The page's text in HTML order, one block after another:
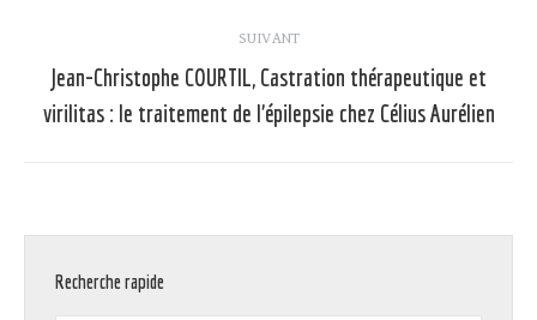
:
SUIVANT
Article
suivant
Jean-Christophe COURTIL, Castration thérapeutique et
virilitas : le traitement de l’épilepsie chez Célius Aurélien
Recherche rapide